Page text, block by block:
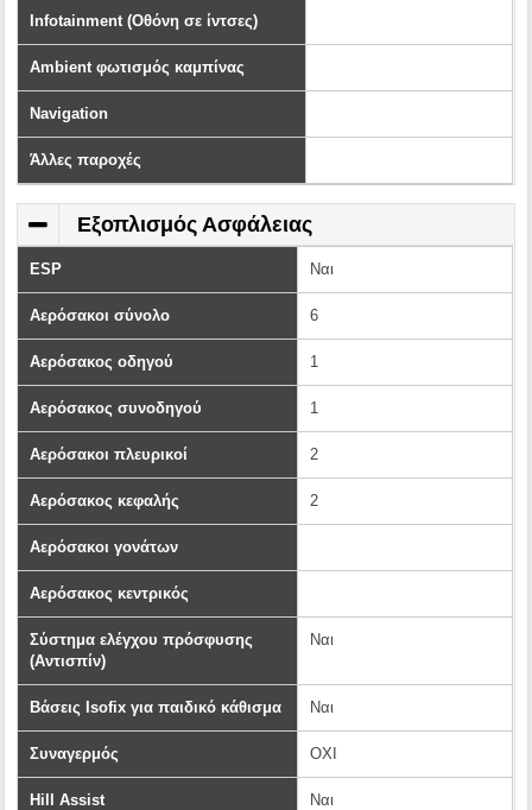
Infotainment (Οθόνη σε ίντσες)
Ambient φωτισμός καμπίνας
Navigation
Άλλες παροχές
Εξοπλισμός Ασφάλειας
ESP Ναι
Αερόσακοι σύνολο 6
Αερόσακος οδηγού 1
Αερόσακος συνοδηγού 1
Αερόσακοι πλευρικοί 2
Αερόσακος κεφαλής 2
Αερόσακοι γονάτων
Αερόσακος κεντρικός
Σύστημα ελέγχου πρόσφυσης
(Αντισπίν)
Ναι
Βάσεις Isofix για παιδικό κάθισμα Ναι
Συναγερμός OXI
Hill Assist Ναι